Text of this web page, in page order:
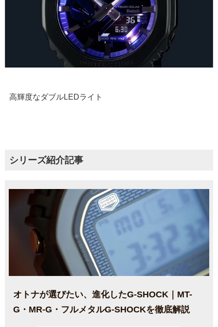
高輝度なダブルLEDライト
シリーズ紹介記事
オトナが選びたい、進化したG-SHOCK｜MT-
G・MR-G・フルメタルG-SHOCKを徹底解説